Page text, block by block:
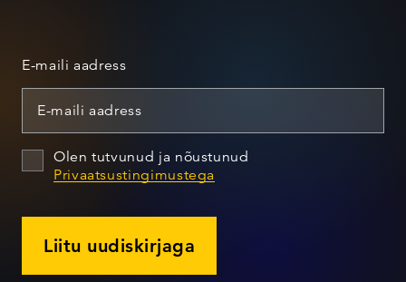
E-maili aadress
Olen tutvunud ja nõustunud
Privaatsustingimustega
Liitu uudiskirjaga